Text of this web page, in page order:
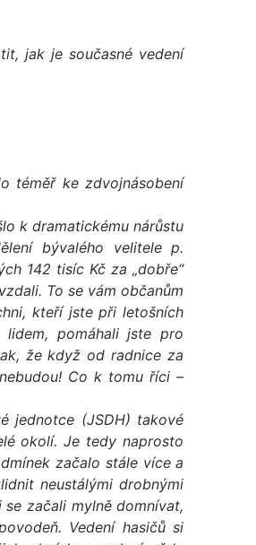
jak je současné vedení
téměř ke zdvojnásobení
k dramatickému nárůstu
bývalého velitele p.
142 tisíc Kč za „dobře“
To se vám občanům
kteří jste při letošních
lidem, pomáhali jste pro
že když od radnice za
Co k tomu říci –
jednotce (JSDH) takové
okolí. Je tedy naprosto
začalo stále více a
neustálými drobnými
začali mylně domnívat,
Vedení hasičů si